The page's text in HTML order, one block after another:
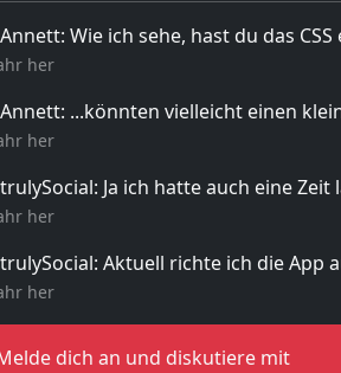
Annett: Wie ich sehe, hast du das
her
Annett: ...könnten vielleicht einen
her
trulySocial: Ja ich hatte auch eine
her
trulySocial: Aktuell richte ich die App
her
dich an und diskutiere mit